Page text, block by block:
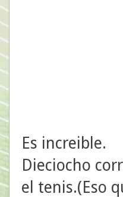
Es increible.
Dieciocho
el tenis.(Eso